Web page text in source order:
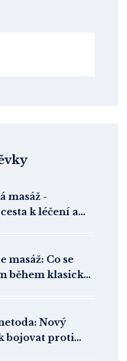
masáž -
k léčení a
masáž: Co se
během klasické
Nový
bojovat proti